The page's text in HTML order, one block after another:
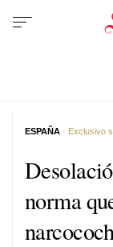
norma
ESPAÑA · Exclusivo